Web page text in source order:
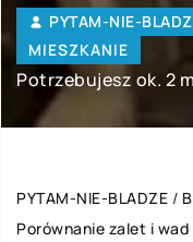
PYTAM-NIE-
MIESZKANIE
Potrzebujesz ok. 2
PYTAM-NIE-BLADZE /
Porównanie zalet i